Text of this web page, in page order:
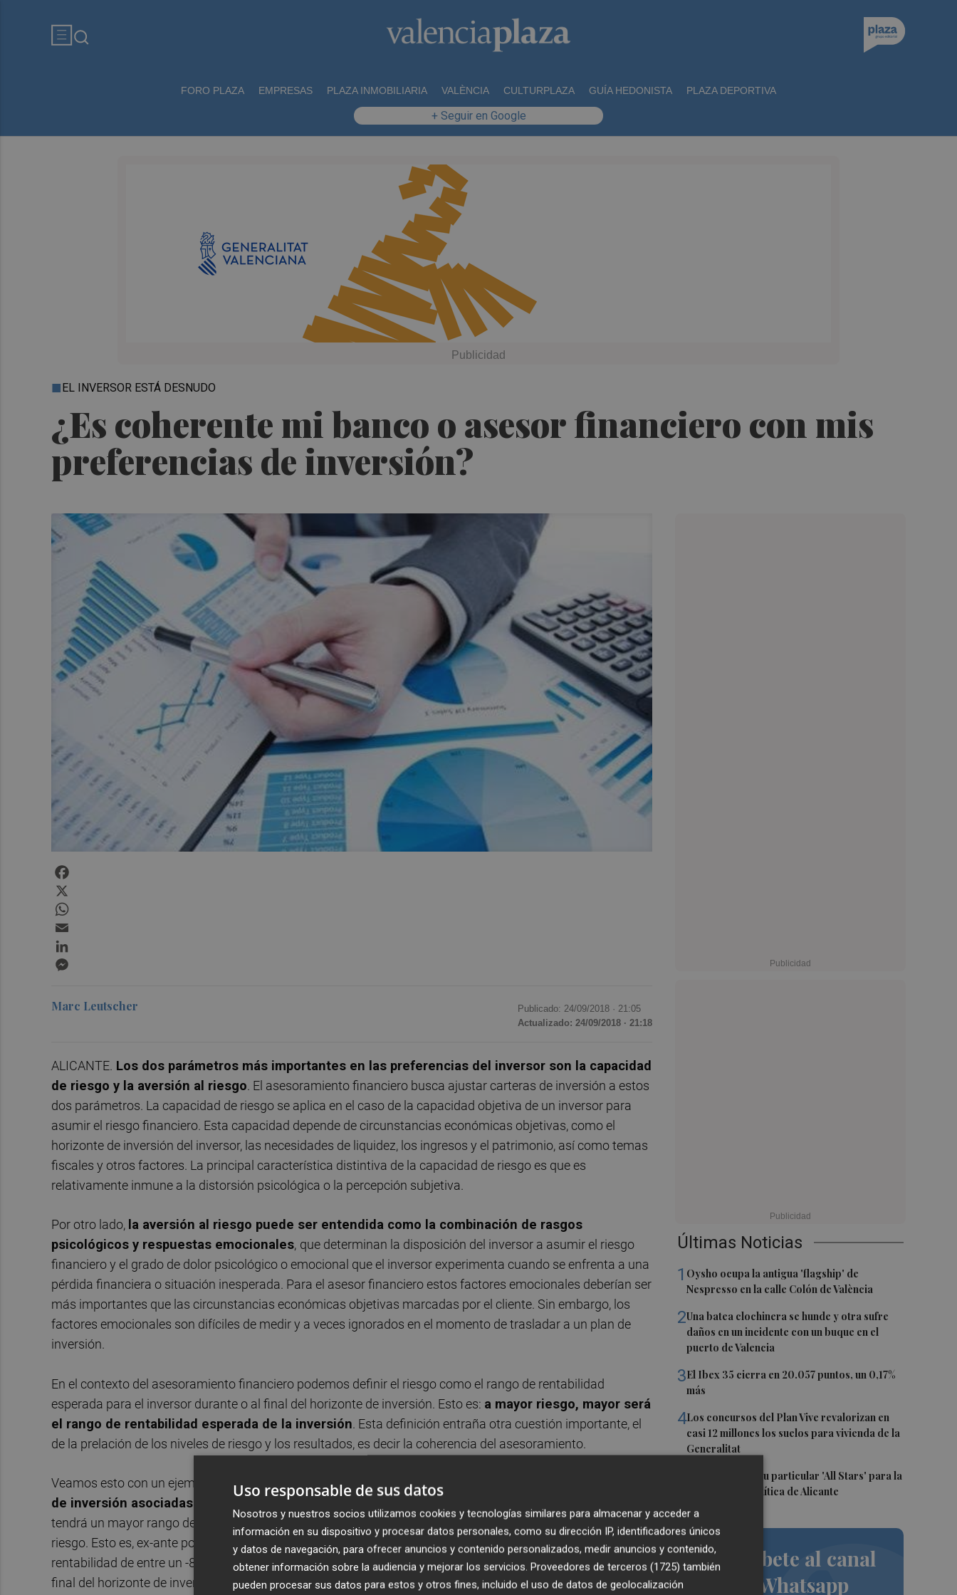
FORO PLAZA EMPRESAS PLAZA INMOBILIARIA VALÈNCIA CULTURPLAZA GUÍA HEDONISTA PLAZA DEPORTIVA
+ Seguir en Google
¿Es coherente mi banco o asesor financiero con mis
preferencias de inversión?
EL INVERSOR ESTÁ DESNUDO
Últimas Noticias
1 Oysho ocupa la antigua 'flagship' de
Nespresso en la calle Colón de València
2Una batea clochinera se hunde y otra sufre
daños en un incidente con un buque en el
puerto de Valencia
3El Ibex 35 cierra en 20.057 puntos, un 0,17%
más
4Los concursos del Plan Vive revalorizan en
casi 12 millones los suelos para vivienda de la
Generalitat
El PSPV ultima su particular 'All Stars' para la
Conferencia Política de Alicante
Suscríbete al canal
de Whatsapp
Marc Leutscher Publicado: 24/09/2018 · 21:05
Actualizado: 24/09/2018 · 21:18
ALICANTE. Los dos parámetros más importantes en las preferencias del inversor son la capacidad
de riesgo y la aversión al riesgo. El asesoramiento financiero busca ajustar carteras de inversión a estos
dos parámetros. La capacidad de riesgo se aplica en el caso de la capacidad objetiva de un inversor para
asumir el riesgo financiero. Esta capacidad depende de circunstancias económicas objetivas, como el
horizonte de inversión del inversor, las necesidades de liquidez, los ingresos y el patrimonio, así como temas
fiscales y otros factores. La principal característica distintiva de la capacidad de riesgo es que es
relativamente inmune a la distorsión psicológica o la percepción subjetiva.
Por otro lado, la aversión al riesgo puede ser entendida como la combinación de rasgos
psicológicos y respuestas emocionales, que determinan la disposición del inversor a asumir el riesgo
financiero y el grado de dolor psicológico o emocional que el inversor experimenta cuando se enfrenta a una
pérdida financiera o situación inesperada. Para el asesor financiero estos factores emocionales deberían ser
más importantes que las circunstancias económicas objetivas marcadas por el cliente. Sin embargo, los
factores emocionales son difíciles de medir y a veces ignorados en el momento de trasladar a un plan de
inversión.
En el contexto del asesoramiento financiero podemos definir el riesgo como el rango de rentabilidad
esperada para el inversor durante o al final del horizonte de inversión. Esto es: a mayor riesgo, mayor será
el rango de rentabilidad esperada de la inversión. Esta definición entraña otra cuestión importante, el
de la prelación de los niveles de riesgo y los resultados, es decir la coherencia del asesoramiento.
Veamos esto con un ejemplo.
Consideremos dos perfiles de menor a mayor riesgo con dos carteras
de inversión asociadas: conservadora y dinámica
tendrá un mayor rango de rentabilidad esperada que la cartera conservadora que es la cartera de menor
riesgo. Esto es, ex-ante podríamos esperar en el plazo de un año, para la cartera dinámica un rango de
rentabilidad de entre un -8% y +16%, y para la cartera conservadora un rango de -1,6% y 3,2%. Ahora bien, al
final del horizonte de inversión (después de un año), la rentabilidad ya no se estima mediante un rango de
Uso responsable de sus datos
Nosotros y nuestros socios utilizamos cookies y tecnologías similares para almacenar y acceder a
información en su dispositivo y procesar datos personales, como su dirección IP, identificadores únicos
y datos de navegación, para ofrecer anuncios y contenido personalizados, medir anuncios y contenido,
obtener información sobre la audiencia y mejorar los servicios. Proveedores de terceros (1725) también
pueden procesar sus datos para estos y otros fines, incluido el uso de datos de geolocalización